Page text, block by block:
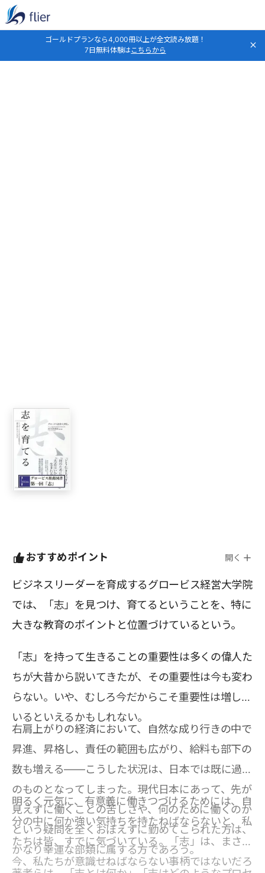
ゴールドプランなら4,000冊以上が全文読み放題！
7日無料体験はこちらから
おすすめポイント 開く
ビジネスリーダーを育成するグロービス経営大学院
では、「志」を見つけ、育てるということを、特に
大きな教育のポイントと位置づけているという。
「志」を持って生きることの重要性は多くの偉人た
ちが大昔から説いてきたが、その重要性は今も変わ
らない。いや、むしろ今だからこそ重要性は増して
いるといえるかもしれない。
右肩上がりの経済において、自然な成り行きの中で
昇進、昇格し、責任の範囲も広がり、給料も部下の
数も増える――こうした状況は、日本では既に過去
のものとなってしまった。現代日本にあって、先が
見えずに働くことの苦しさや、何のために働くのか
という疑問を全くおぼえずに勤めてこられた方は、
かなり幸運な部類に属する方であろう。
明るく元気に、有意義に働きつづけるためには、自
分の中に何か強い気持ちを持たねばならないと、私
たちは皆、すでに気づいている。「志」は、まさに
今、私たちが意識せねばならない事柄ではないだろ